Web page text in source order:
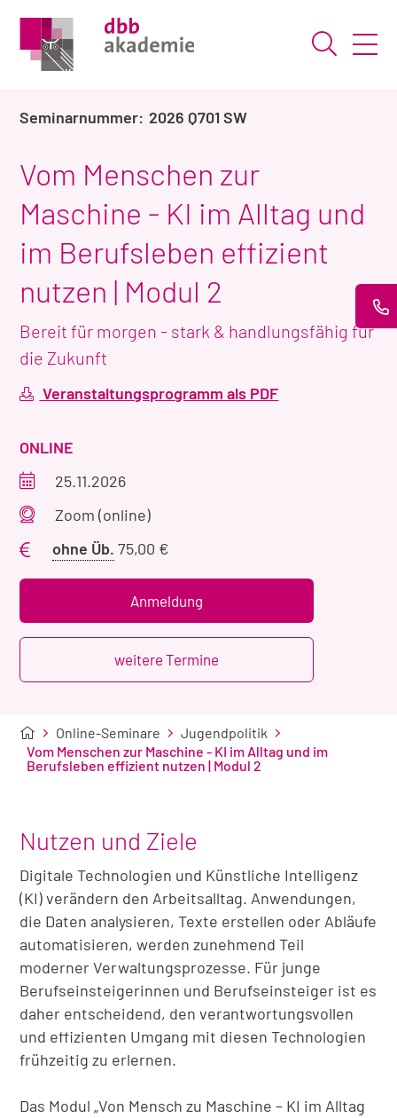
Suche
2026 Q701 SW
Vom Menschen zur
Maschine - KI im Alltag und
im Berufsleben effizient
nutzen | Modul 2
Bereit für morgen - stark & handlungsfähig für
die Zukunft
Veranstaltungsprogramm als PDF
VERANSTALTUNGSART
ONLINE
Veranstaltungszeitraum
25.11.2026
Veranstaltungsort
Zoom (online)
ohne Üb. Preis
Übernachtung
75,00 €
Anmeldung
weitere Termine
Online-Seminare
Jugendpolitik
Vom Menschen zur Maschine - KI im Alltag und im
Berufsleben effizient nutzen | Modul 2
Nutzen und Ziele
Digitale Technologien und Künstliche Intelligenz
(KI) verändern den Arbeitsalltag. Anwendungen,
die Daten analysieren, Texte erstellen oder Abläufe
automatisieren, werden zunehmend Teil
moderner Verwaltungsprozesse. Für junge
Berufseinsteigerinnen und Berufseinsteiger ist es
daher entscheidend, den verantwortungsvollen
und effizienten Umgang mit diesen Technologien
frühzeitig zu erlernen.
Das Modul „Von Mensch zu Maschine – KI im Alltag